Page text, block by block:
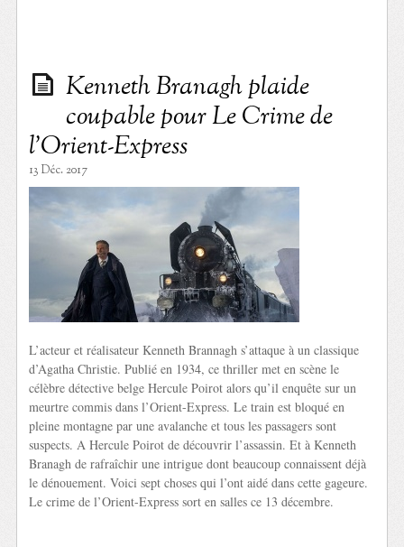
Kenneth Branagh plaide
coupable pour Le Crime de
l’Orient-Express
13 Déc. 2017
L’acteur et réalisateur Kenneth Brannagh s’attaque à un classique
d’Agatha Christie. Publié en 1934, ce thriller met en scène le
célèbre détective belge Hercule Poirot alors qu’il enquête sur un
meurtre commis dans l’Orient-Express. Le train est bloqué en
pleine montagne par une avalanche et tous les passagers sont
suspects. A Hercule Poirot de découvrir l’assassin. Et à Kenneth
Branagh de rafraîchir une intrigue dont beaucoup connaissent déjà
le dénouement. Voici sept choses qui l’ont aidé dans cette gageure.
Le crime de l’Orient-Express sort en salles ce 13 décembre.